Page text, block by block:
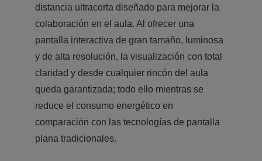
distancia ultracorta diseñado para mejorar la
colaboración en el aula. Al ofrecer una
pantalla interactiva de gran tamaño, luminosa
y de alta resolución, la visualización con total
claridad y desde cualquier rincón del aula
queda garantizada; todo ello mientras se
reduce el consumo energético en
comparación con las tecnologías de pantalla
plana tradicionales.